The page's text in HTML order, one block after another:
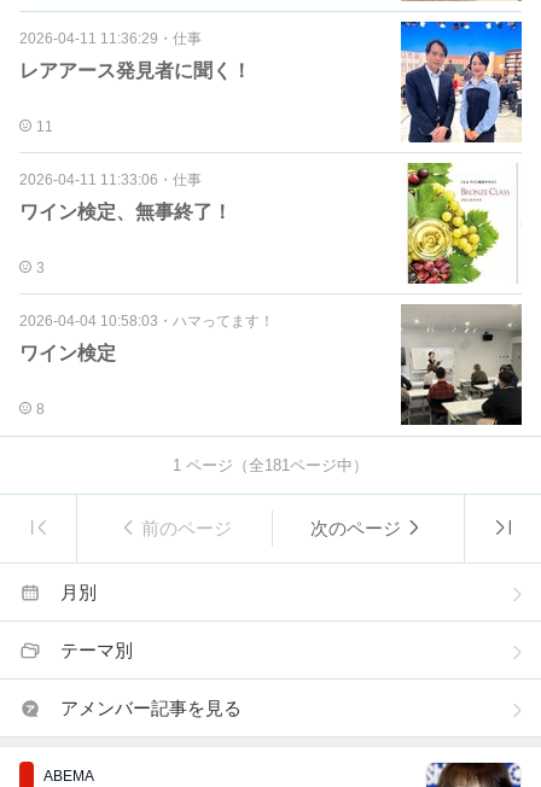
2026-04-11 11:36:29 ・ 仕事
レアアース発見者に聞く！
11
2026-04-11 11:33:06 ・ 仕事
ワイン検定、無事終了！
3
2026-04-04 10:58:03 ・ ハマってます！
ワイン検定
8
1 ページ（全181ページ中）
前のページ 次のページ
月別
テーマ別
アメンバー記事を見る
ABEMA